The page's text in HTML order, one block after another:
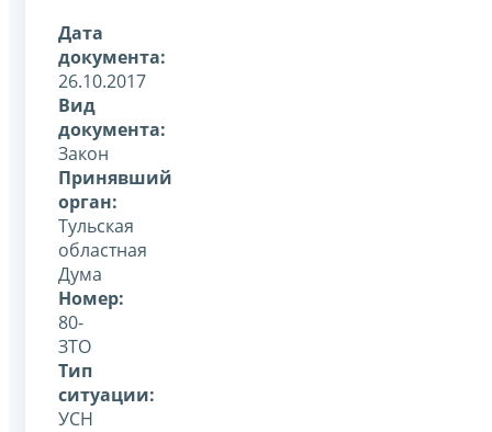
Дата
документа:
26.10.2017
Вид
документа:
Закон
Принявший
орган:
Тульская
областная
Дума
Номер:
80-
ЗТО
Тип
ситуации:
УСН